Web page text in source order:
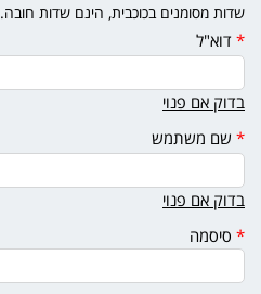
שדות מסומנים בכוכבית, הינם שדות חובה.
* דוא"ל
בדוק אם פנוי
* שם משתמש
בדוק אם פנוי
* סיסמה